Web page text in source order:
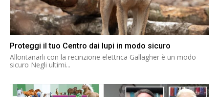
Proteggi il tuo Centro dai lupi in modo sicuro
Allontanarli con la recinzione elettrica Gallagher è un modo
sicuro Negli ultimi...